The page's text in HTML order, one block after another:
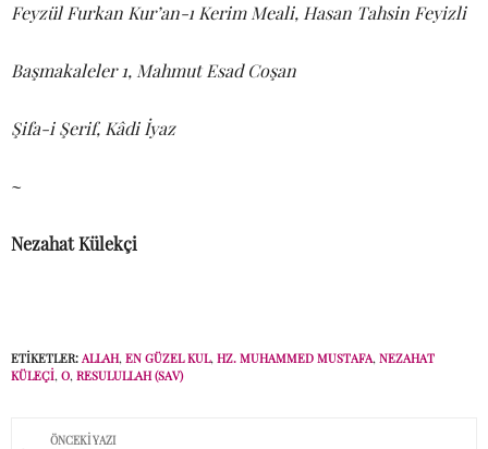
Feyzül Furkan Kur’an-ı Kerim Meali, Hasan Tahsin Feyizli
Başmakaleler 1, Mahmut Esad Coşan
Şifa-i Şerif, Kâdi İyaz
~
Nezahat Külekçi
ETIKETLER: ALLAH, EN GÜZEL KUL, HZ. MUHAMMED MUSTAFA, NEZAHAT
KÜLEÇI, O, RESULULLAH (SAV)
ÖNCEKI YAZI